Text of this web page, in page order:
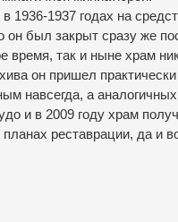
1936-1937 годах на
он был закрыт сразу же
время, так и ныне храм
он пришел
навсегда, а аналогичных
и в 2009 году храм
реставрации, да и